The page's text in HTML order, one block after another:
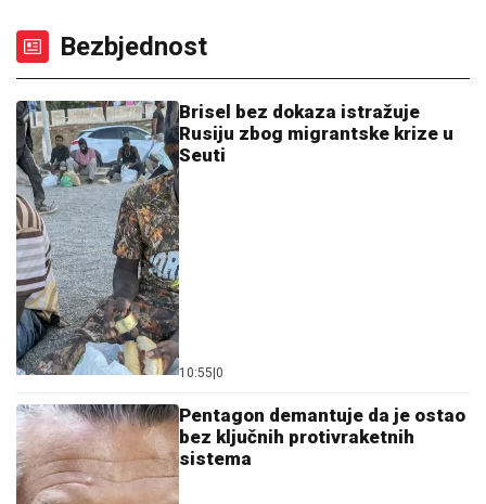
Bezbjednost
Brisel bez dokaza istražuje
Rusiju zbog migrantske krize u
Seuti
10:55 0
Pentagon demantuje da je ostao
bez ključnih protivraketnih
sistema